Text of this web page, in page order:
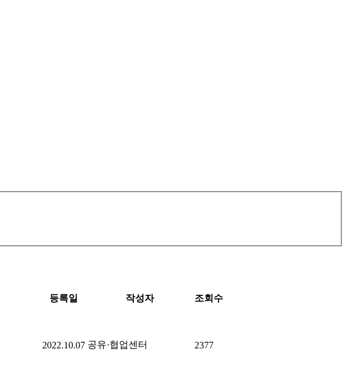
등록일 작성자 조회수
2022.10.07 공유·협업센터 2377